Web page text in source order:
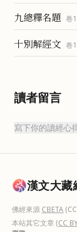
九總釋名題 卷1
十別解經文 卷1
讀者留言
寫下你的讀經心
漢文大
佛經來源CBETA
本站其它文章(CC